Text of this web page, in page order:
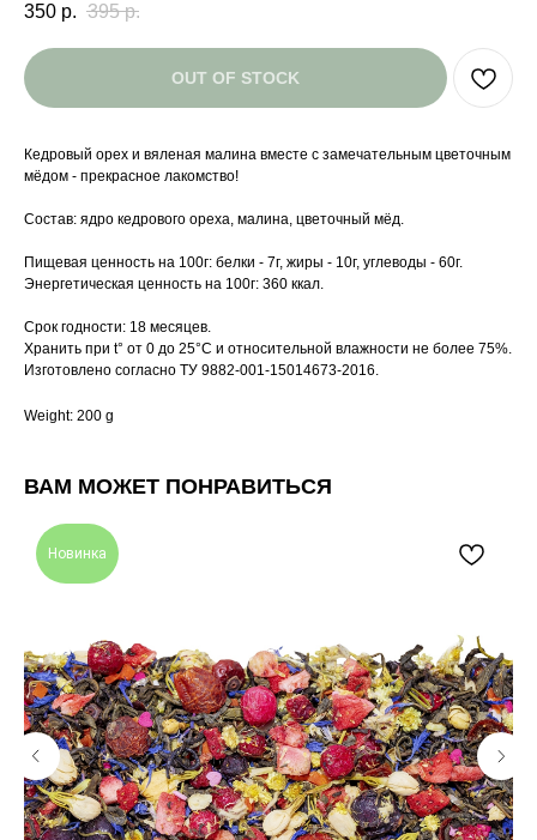
350 р. 395 р.
OUT OF STOCK
Кедровый орех и вяленая малина вместе с замечательным цветочным
мёдом - прекрасное лакомство!
Состав: ядро кедрового ореха, малина, цветочный мёд.
Пищевая ценность на 100г: белки - 7г, жиры - 10г, углеводы - 60г.
Энергетическая ценность на 100г: 360 ккал.
Срок годности: 18 месяцев.
Хранить при t° от 0 до 25°С и относительной влажности не более 75%.
Изготовлено согласно ТУ 9882-001-15014673-2016.
Weight: 200 g
ВАМ МОЖЕТ ПОНРАВИТЬСЯ
Новинка